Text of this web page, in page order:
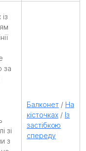
за
зі
з
Балконет / На
кісточках / Із
застібкою
спереду